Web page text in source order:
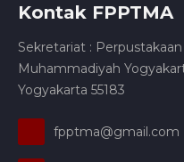
Kontak FPPTMA
Sekretariat :
Muhammadiyah
Yogyakarta 55183
fpptma@gmail.com